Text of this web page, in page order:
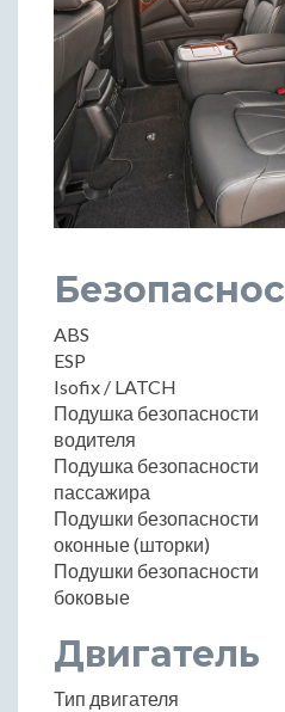
ABS
ESP
Isofix / LATCH
Подушка безопасности
водителя
Подушка безопасности
пассажира
Подушки безопасности
оконные (шторки)
Подушки безопасности
боковые
Двигатель
Тип двигателя